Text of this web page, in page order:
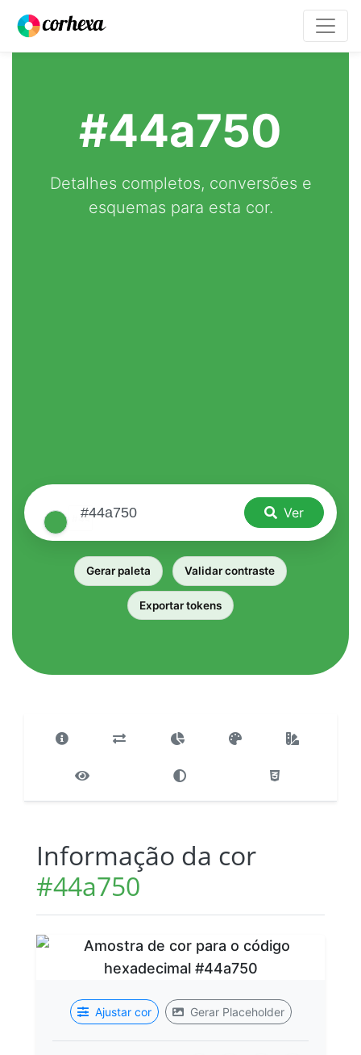
#44a750
Detalhes completos, conversões e
esquemas para esta cor.
Ver
Gerar paleta Validar contraste
Exportar tokens
Informação da cor
#44a750
Ajustar cor Gerar Placeholder